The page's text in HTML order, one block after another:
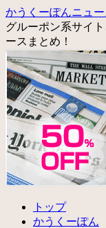
かうくーぽんニュ
グルーポン系サイ
ースまとめ！
トップ
かうくーぽん